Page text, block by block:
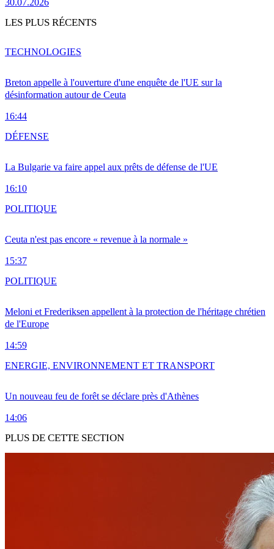
LES PLUS RÉCENTS
Breton appelle à l'ouverture d'une enquête de l'UE sur la
désinformation autour de Ceuta
16:44
TECHNOLOGIES
La Bulgarie va faire appel aux prêts de défense de l'UE
16:10
DÉFENSE
Ceuta n'est pas encore « revenue à la normale »
15:37
POLITIQUE
Meloni et Frederiksen appellent à la protection de l'héritage chrétien
de l'Europe
14:59
POLITIQUE
Un nouveau feu de forêt se déclare près d'Athènes
14:06
ENERGIE, ENVIRONNEMENT ET TRANSPORT
PLUS DE CETTE SECTION